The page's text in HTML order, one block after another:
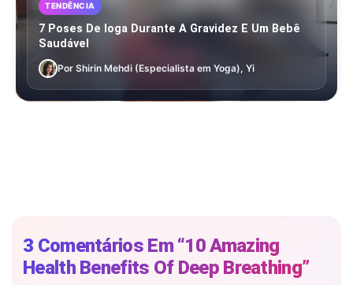
TENDÊNCIA
7 Poses De Ioga Durante A Gravidez E Um Bebê
Saudável
Por Shirin Mehdi (Especialista em Yoga), Yi
3 Comentários Em “10 Amazing
Health Benefits Of Deep Breathing”